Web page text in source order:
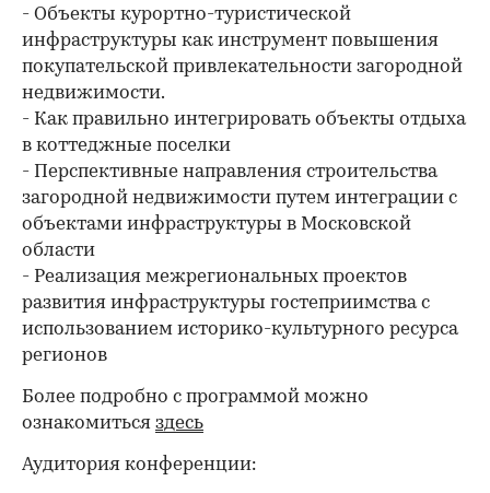
- Объекты курортно-туристической
инфраструктуры как инструмент повышения
покупательской привлекательности загородной
недвижимости.
- Как правильно интегрировать объекты отдыха
в коттеджные поселки
- Перспективные направления строительства
загородной недвижимости путем интеграции с
объектами инфраструктуры в Московской
области
- Реализация межрегиональных проектов
развития инфраструктуры гостеприимства с
использованием историко-культурного ресурса
регионов
Более подробно с программой можно
ознакомиться здесь
Аудитория конференции: